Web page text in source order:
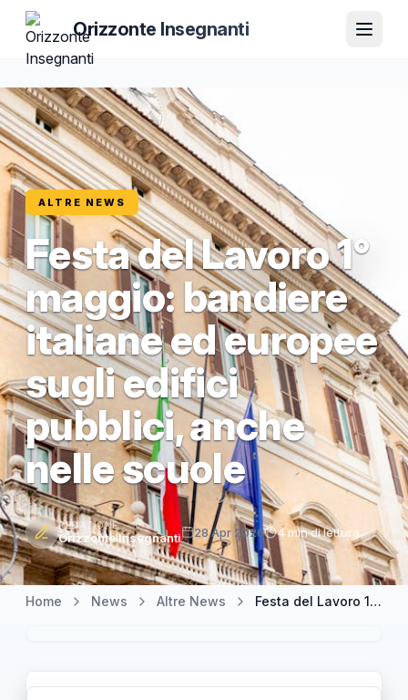
Orizzonte Insegnanti
ALTRE NEWS
Festa del Lavoro 1°
maggio: bandiere
italiane ed europee
sugli edifici
pubblici, anche
nelle scuole
REDAZIONE
Orizzonte Insegnanti 28 Apr 2026 4 min di lettura
Home News Altre News Festa del Lavoro 1° maggio: bandiere italiane ed europee sugli edifici pubblici, anche nelle scuole